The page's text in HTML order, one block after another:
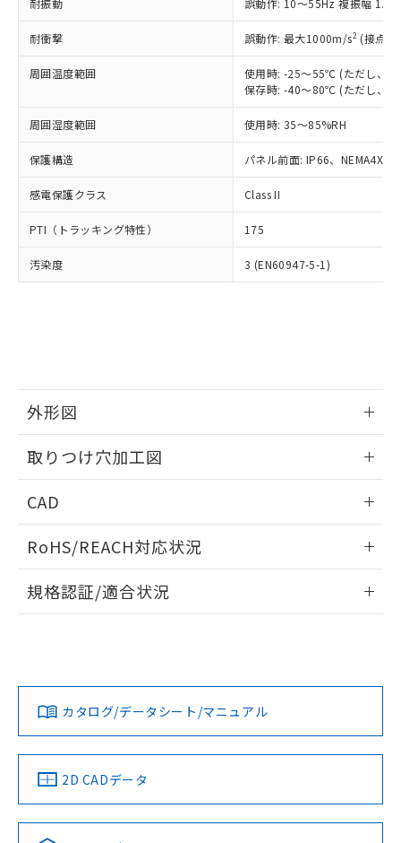
耐振動 誤動作: 10～55Hz 複振幅
耐衝撃 誤動作: 最大1000m/s2 (接点
周囲温度範囲
使用時: -25～55℃ (ただし、氷
保存時: -40～80℃ (ただし、氷
周囲湿度範囲 使用時: 35～85%RH
保護構造 パネル前面: IP66、NEMA4X,
感電保護クラス Class II
PTI（トラッキング特性） 175
汚染度 3 (EN60947-5-1)
外形図
取りつけ穴加工図
CAD
ドすることができます。
ログイン/会員登録
ダウンロードデータをご利用いただく前に、以下を必ずお読
みください。
ソフトウェアの使用条件
RoHS/REACH対応状況
EU RoHS 注意事項・凡例
対応済み
中国 RoHS 注意事項・凡例
規格認証/適合状況
LR型式承認
（イギリス
船舶規格）
DNV型式承認
（ノルウェー
BV型式承認
（フランス
KR型式
（韓国
No No No No
カタログ/データシート/マニュアル
2D CADデータ
正式な納期状況および標準価格はお客
様のお取引先、またはお客様担当のオ
ムロン制御機器販売店・当社販売員に
オムロン制御機器販売店や当社販売拠
販売ネットワーク
」をご確認
在庫状況および標準価格結果を当社の
事前の承諾なく第三者に漏洩または開
示しないようお願いします。
マイパーツ機能（部品リスト作成サー
ビス）をご利用いただくには、I-Web
メンバーズにご登録されている必要が
お客様が当ウェブサイト上で当社にご
指します。
但し、RoHS指令で産業用監視および制御機器に対する
適用除外項目は除く。
フタル酸エステル類の４物質については閾値を超える意
図的な使用がないことを確認しています。
部品在庫の切り替え状況などにより、予定
月が前後することがあります。
※3 非含有証明書ダウンロード
51物質の非含有証明書（当社基準）
※本証明書は発行日時点で非含有を証明す
るもので、過去に遡って非含有を証明する
ものではありません。
また、RoHS指令のフタル酸エステル類４
欄に対応日を記載しておりました。
既に当社にて対応品への在庫切替を完了
していることから、特段のことがない限
り、2022年1月12日より割愛しておりま
す。
DBP(フタル酸ジブチル) : 1000ppm、 DIBP(フタル酸ジ
イソブチル) : 1000ppm、 BBP(フタル酸ブチルベンジ
DEHP(フタル酸ビス(2-エチルヘキシル)) : 1000ppm
準値以下であることを示します。
「10」：通常の使用状況下において有害物
質が外部に漏えいし、環境に深刻な影響を
及ぼさない年数を意味します。
「－」：未確認です。当社販売部門へお問
全に破砕するなど、違法に輸出されな
いよう必要な手段を講じます。
当社は貴社製品を、核兵器、ミサイ
ル、化学兵器、生物兵器またはその他
武器並びにこれらの製造装置等に一切
当社は、貴社製品を第三者に販売する
場合は、上記1、2および3の内容を当
該第三者に通知します。また当社は、
販売先および販売に係わる関係者が違
法に輸出するおそれがある場合は、取
り引きをいたしません。
一定数には満たないが在庫あり
－
在庫なし(最新の在庫状況につ
いては、お客様のお取引先、ま
たはお客様担当のオムロン制御
機器販売店・当社販売員にご確
空
受注生産機種、また在庫状況の
情報を公開していない機種